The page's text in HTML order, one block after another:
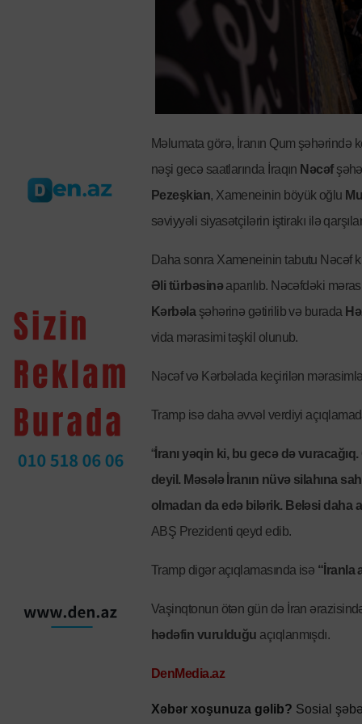
Məlumata görə, İranın Qum
nəşi gecə saatlarında İraqın Nəcəf
Pezeşkian, Xameneinin böyük oğlu
səviyyəli siyasətçilərin iştirakı ilə
Daha sonra Xameneinin tabutu Nəcəf
Əli türbəsinəaparılıb. Nəcəfdəki
Kərbəlaşəhərinə gətirilib və burada
vida mərasimi təşkil olunub.
Nəcəf və Kərbəlada keçirilən
Tramp isə daha əvvəl verdiyi
“İranı yəqin ki, bu gecə də
deyil. Məsələ İranın nüvə silahına
olmadan da edə bilərik. Beləsi daha
ABŞ Prezidenti qeyd edib.
Tramp digər açıqlamasında isə “İranla
Vaşinqtonun ötən gün də İran
hədəfin vurulduğu açıqlanmışdı.
DenMedia.az
Xəbər xoşunuza gəlib? Sosial